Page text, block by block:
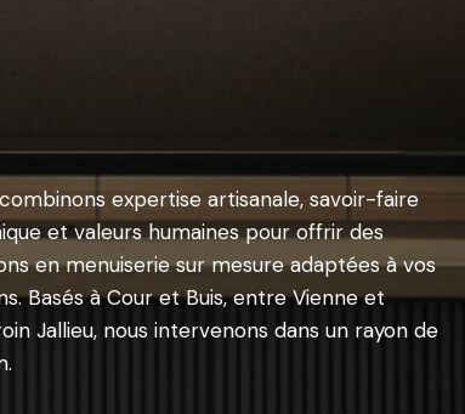
expertise artisanale, savoir-faire
et valeurs humaines pour offrir des
en menuiserie sur mesure adaptées à vos
Basés à Cour et Buis, entre Vienne et
Jallieu, nous intervenons dans un rayon de